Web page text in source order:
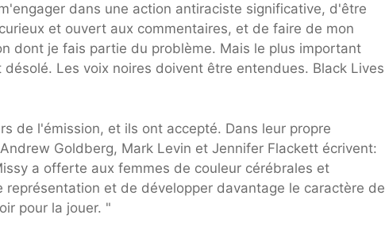
dans une action antiraciste significative, d'être
et ouvert aux commentaires, et de faire de mon
dont je fais partie du problème. Mais le plus important
Les voix noires doivent être entendues. Black Lives
de l'émission, et ils ont accepté. Dans leur propre
Goldberg, Mark Levin et Jennifer Flackett écrivent:
a offerte aux femmes de couleur cérébrales et
et de développer davantage le caractère de
pour la jouer. "